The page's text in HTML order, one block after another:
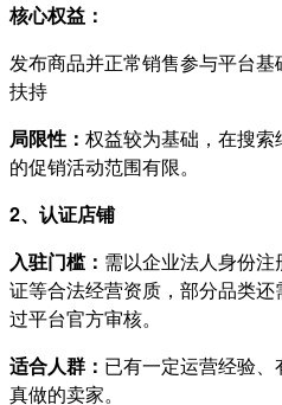
核心权益：
发布商品并正常销售参与平台
扶持
局限性： 权益较为基础，在搜
的促销活动范围有限。
2、认证店铺
入驻门槛： 需以企业法人身份
证等合法经营资质，部分品类
过平台官方审核。
适合人群： 已有一定运营经验
真做的卖家。